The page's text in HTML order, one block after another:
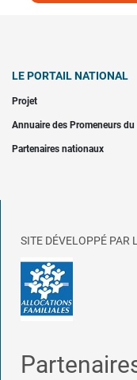
LE PORTAIL NATIONAL
Projet
Annuaire des Promeneurs du
Partenaires nationaux
SITE DÉVELOPPÉ PAR